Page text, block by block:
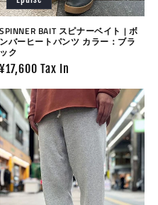
SPINNER BAIT スピナーベイト | ボ
ンバーヒートパンツ カラー：ブラ
ック
Prix
¥17,600 Tax In